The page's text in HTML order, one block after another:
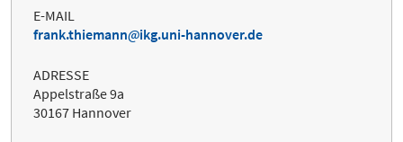
E-MAIL
frank.thiemann
ikg.uni-hannover.de
ADRESSE
Appelstraße 9a
30167 Hannover